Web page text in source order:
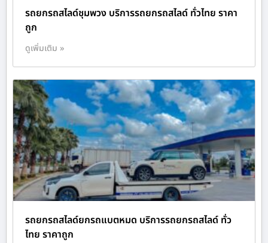
รถยกรถสไลด์ชุมพวง บริการรถยกรถสไลด์ ทั่วไทย ราคา
ถูก
ดูเพิ่มเติม »
รถยกรถสไลด์ยกรถแบตหมด บริการรถยกรถสไลด์ ทั่ว
ไทย ราคาถูก